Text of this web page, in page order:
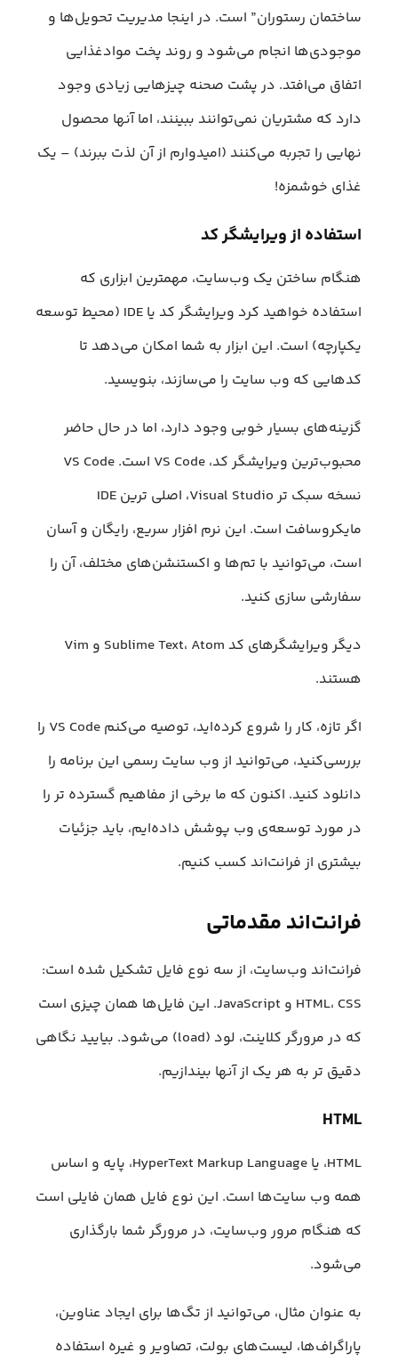
ساختمان رستوران” است. در اینجا مدیریت تحویل‌ها و
موجودی‌ها انجام می‌شود و روند پخت مواد‌غذایی
اتفاق می‌افتد. در پشت صحنه چیزهایی زیادی وجود
دارد که مشتریان نمی‌توانند ببینند، اما آنها محصول
نهایی را تجربه می‌کنند (امیدوارم از آن لذت ببرند) – یک
غذای خوشمزه!
استفاده از ویرایشگر کد
هنگام ساختن یک وب‌سایت، مهمترین ابزاری که
استفاده خواهید کرد ویرایشگر کد یا IDE (محیط توسعه
یکپارچه) است. این ابزار به شما امکان می‌دهد تا
کدهایی که وب سایت را می‌سازند، بنویسید.
گزینه‌های بسیار خوبی وجود دارد، اما در حال حاضر
محبوب‌ترین ویرایشگر کد، VS Code است. VS Code
نسخه سبک تر Visual Studio، اصلی ترین IDE
مایکروسافت است. این نرم افزار سریع، رایگان و آسان
است، می‌توانید با تم‌ها و اکستنشن‌های مختلف، آن را
سفارشی سازی کنید.
دیگر ویرایشگرهای کد Sublime Text، Atom و Vim
هستند.
اگر تازه، کار را شروع کرده‌اید، توصیه می‌کنم VS Code را
بررسی‌کنید، می‌توانید از وب سایت رسمی این برنامه را
دانلود کنید. اکنون که ما برخی از مفاهیم گسترده تر را
در مورد توسعه‌ی وب پوشش داده‌ایم، باید جزئیات
بیشتری از فرانت‌اند کسب کنیم.
فرانت‌اند مقدماتی
فرانت‌اند وب‌سایت، از سه نوع فایل تشکیل شده است:
HTML، CSS و JavaScript. این فایل‌ها همان چیزی است
که در مرورگر کلاینت، لود (load) می‌شود. بیایید نگاهی
دقیق تر به هر یک از آنها بیندازیم.
HTML
HTML، یا HyperText Markup Language، پایه و اساس
همه وب سایت‌ها است. این نوع فایل همان فایلی است
که هنگام مرور وب‌سایت، در مرورگر شما بارگذاری
می‌شود.
به عنوان مثال، می‌توانید از تگ‌ها برای ایجاد عناوین،
پاراگراف‌ها، لیست‌های بولت، تصاویر و غیره استفاده